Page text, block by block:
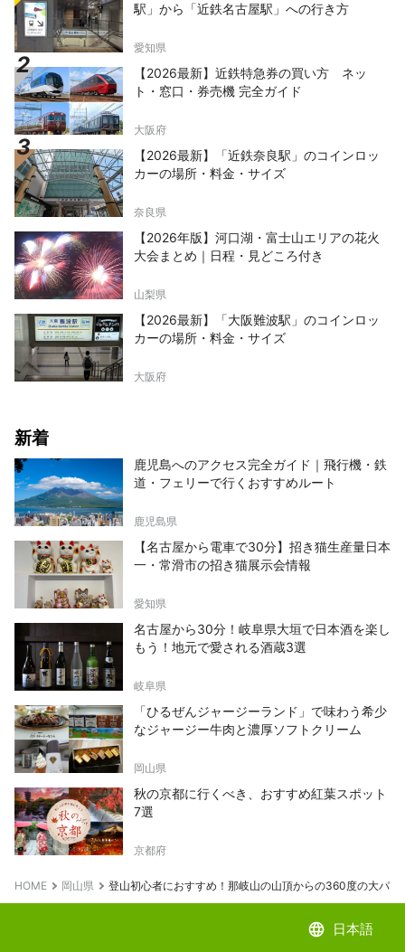
駅」から「近鉄名古屋駅」への行き方
愛知県
【2026最新】近鉄特急券の買い方 ネッ
ト・窓口・券売機 完全ガイド
大阪府
【2026最新】「近鉄奈良駅」のコインロッ
カーの場所・料金・サイズ
奈良県
【2026年版】河口湖・富士山エリアの花火
大会まとめ｜日程・見どころ付き
山梨県
【2026最新】「大阪難波駅」のコインロッ
カーの場所・料金・サイズ
大阪府
新着
鹿児島へのアクセス完全ガイド｜飛行機・鉄
道・フェリーで行くおすすめルート
鹿児島県
【名古屋から電車で30分】招き猫生産量日本
一・常滑市の招き猫展示会情報
愛知県
名古屋から30分！岐阜県大垣で日本酒を楽し
もう！地元で愛される酒蔵3選
岐阜県
「ひるぜんジャージーランド」で味わう希少
なジャージー牛肉と濃厚ソフトクリーム
岡山県
秋の京都に行くべき、おすすめ紅葉スポット
7選
京都府
HOME 岡山県 登山初心者におすすめ！那岐山の山頂からの360度の大パノ
language 日本語